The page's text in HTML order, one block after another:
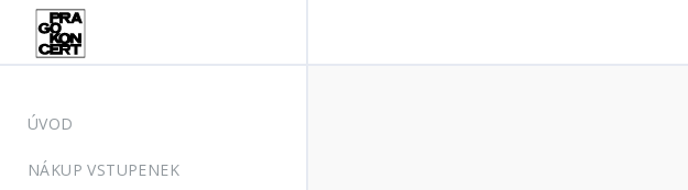
ÚVOD
NÁKUP VSTUPENEK